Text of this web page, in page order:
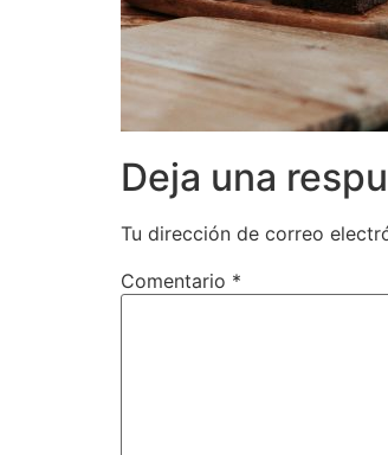
Deja una
Tu dirección de correo
Comentario *